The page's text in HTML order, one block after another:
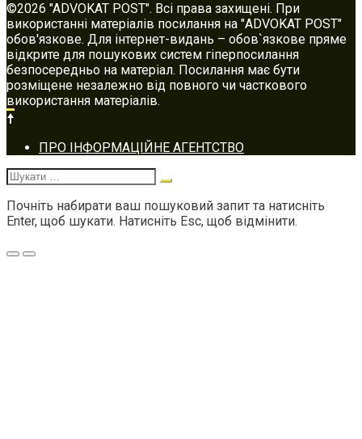
©2026 "ADVOKAT POST". Всі права захищені. При
використанні матеріалів посилання на "ADVOKAT POST"
обов'язкове. Для інтернет-видань – обов`язкове пряме
відкрите для пошукових систем гіперпосилання
безпосередньо на матеріал. Посилання має бути
розміщене незалежно від повного чи часткового
використання матеріалів.
Footer
navigation
ПРО ІНФОРМАЦІЙНЕ АГЕНТСТВО
Шукати:
Почніть набирати ваш пошуковий запит та натисніть
Enter, щоб шукати. Натисніть Esc, щоб відмінити.
Меню